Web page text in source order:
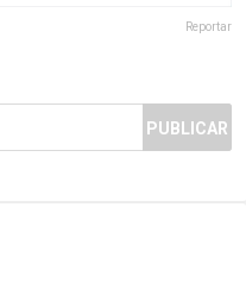
Reportar
PUBLICAR